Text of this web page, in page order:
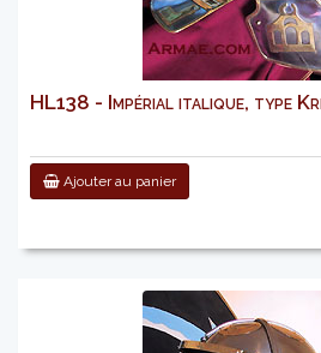
HL138 - Impérial italique, type
Ajouter au panier